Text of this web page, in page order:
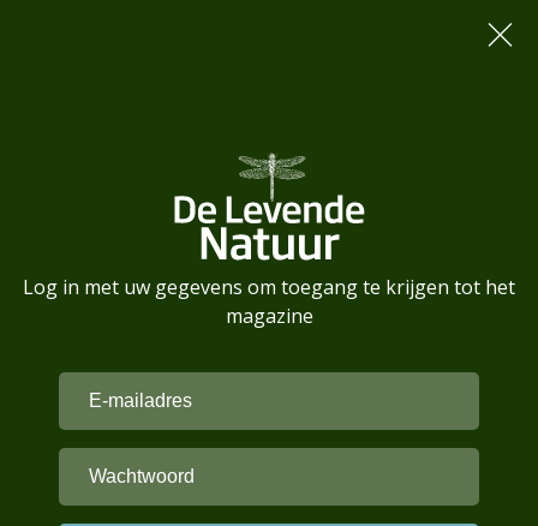
Log in met uw gegevens om toegang te krijgen tot het
magazine